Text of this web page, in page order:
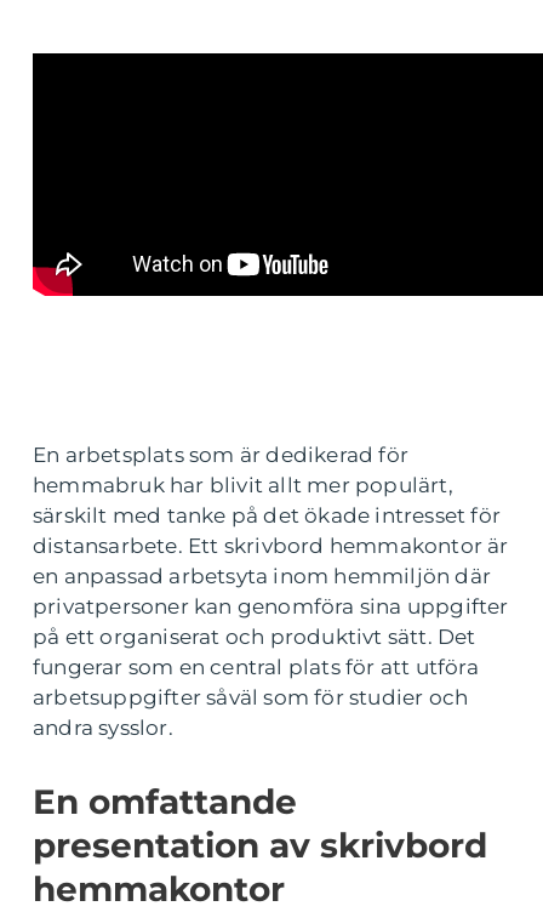
En arbetsplats som är dedikerad för
hemmabruk har blivit allt mer populärt,
särskilt med tanke på det ökade intresset för
distansarbete. Ett skrivbord hemmakontor är
en anpassad arbetsyta inom hemmiljön där
privatpersoner kan genomföra sina uppgifter
på ett organiserat och produktivt sätt. Det
fungerar som en central plats för att utföra
arbetsuppgifter såväl som för studier och
andra sysslor.
En omfattande
presentation av skrivbord
hemmakontor